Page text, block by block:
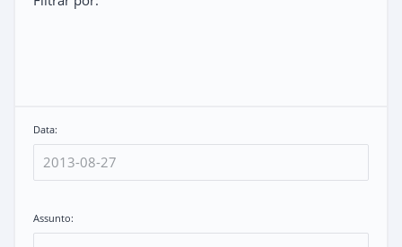
Data:
Assunto: